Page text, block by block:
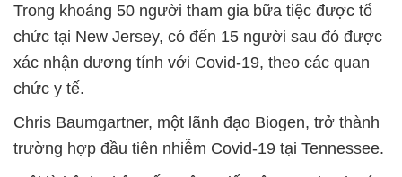
Trong khoảng 50 người tham gia bữa tiệc được tổ
chức tại New Jersey, có đến 15 người sau đó được
xác nhận dương tính với Covid-19, theo các quan
chức y tế.
Chris Baumgartner, một lãnh đạo Biogen, trở thành
trường hợp đầu tiên nhiễm Covid-19 tại Tennessee.